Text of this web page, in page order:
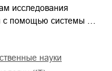
исследования
с помощью системы …
науки